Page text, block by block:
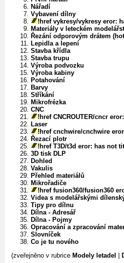
Nářadí
Vybavení dílny
!href vykresy/vykresy eror:
Materiály v leteckém
Řezání odporovým drátem
Lepidla a lepení
Stavba křídla
Stavba trupu
Výroba podvozku
Výroba kabiny
Potahování
Barvy
Stříkání
Mikrofrézka
CNC
!href CNCROUTER/cncr
Laser
!href cnchwire/cnchwire
Řezací plotr
!href T3D/t3d eror: has not
3D tisk DLP
Dohled
Vakulis
Přehled materiálů
Mikrořadiče
!href fusion360/fusion360
Videa s modelářskými
Tipy pro dílnu
Dílna - Adresář
Dílna - Pojmy
Opracování a zpracování
Slovníček
Co je tu nového
(zveřejněno v rubrice Modely letadel